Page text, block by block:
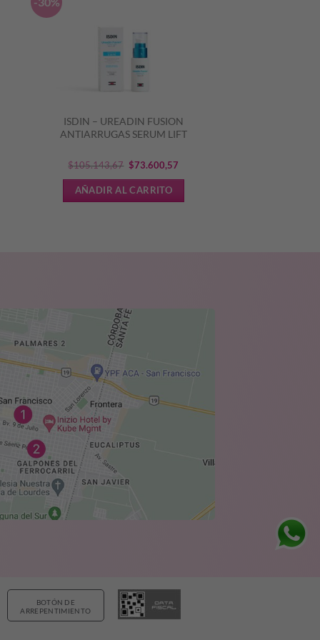
ISDIN – UREADIN FUSION
ANTIARRUGAS SERUM LIFT
$105.143,67 El
precio
original
$73.600,57
precio
actual
AÑADIR AL CARRITO
BOTÓN DE
ARREPENTIMIENTO